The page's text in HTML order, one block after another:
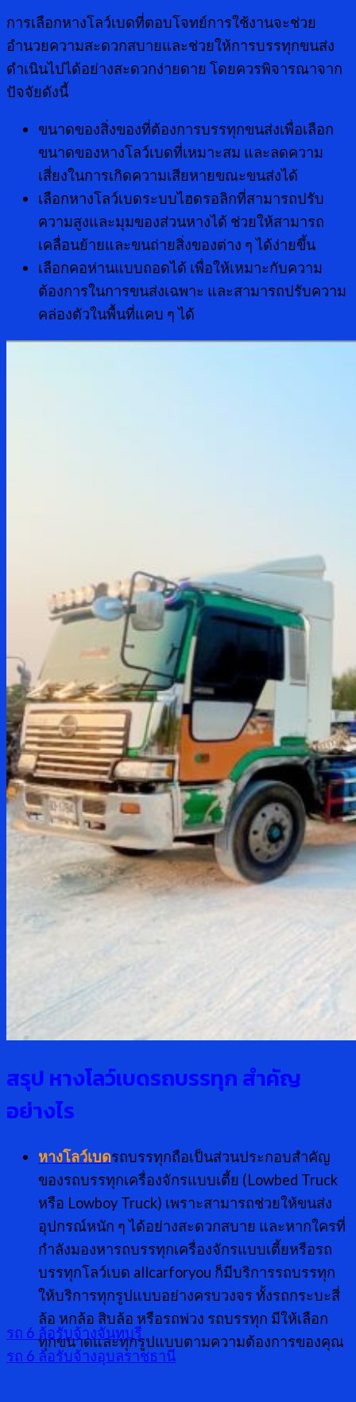
การเลือกหางโลว์เบดที่ตอบโจทย์การใช้งานจะช่วย
อำนวยความสะดวกสบายและช่วยให้การบรรทุกขนส่ง
ดำเนินไปได้อย่างสะดวกง่ายดาย โดยควรพิจารณาจาก
ปัจจัยดังนี้
ขนาดของสิ่งของที่ต้องการบรรทุกขนส่งเพื่อเลือก
ขนาดของหางโลว์เบดที่เหมาะสม และลดความ
เสี่ยงในการเกิดความเสียหายขณะขนส่งได้
เลือกหางโลว์เบดระบบไฮดรอลิกที่สามารถปรับ
ความสูงและมุมของส่วนหางได้ ช่วยให้สามารถ
เคลื่อนย้ายและขนถ่ายสิ่งของต่าง ๆ ได้ง่ายขึ้น
เลือกคอห่านแบบถอดได้ เพื่อให้เหมาะกับความ
ต้องการในการขนส่งเฉพาะ และสามารถปรับความ
คล่องตัวในพื้นที่แคบ ๆ ได้
สรุป หางโลว์เบดรถบรรทุก สำคัญ
อย่างไร
หางโลว์เบดรถบรรทุกถือเป็นส่วนประกอบสำคัญ
ของรถบรรทุกเครื่องจักรแบบเตี้ย (Lowbed Truck
หรือ Lowboy Truck) เพราะสามารถช่วยให้ขนส่ง
อุปกรณ์หนัก ๆ ได้อย่างสะดวกสบาย และหากใครที่
กำลังมองหารถบรรทุกเครื่องจักรแบบเตี้ยหรือรถ
บรรทุกโลว์เบด allcarforyou ก็มีบริการรถบรรทุก
ให้บริการทุกรูปแบบอย่างครบวงจร ทั้งรถกระบะสี่
ล้อ หกล้อ สิบล้อ หรือรถพ่วง รถบรรทุก มีให้เลือก
ทุกขนาดและทุกรูปแบบตามความต้องการของคุณ
รถ 6 ล้อรับจ้างจันทบุรี
รถ 6 ล้อรับจ้างอุบลราชธานี